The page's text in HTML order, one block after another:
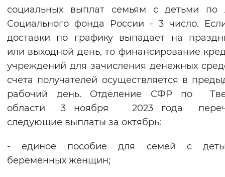
Цвет сайта
Монохромный Инверсивный
Синий фон
Изображения
Включены Выключены
Воспроизвести
социальных выплат семьям с детьми по
Социального фонда России - 3 число.
доставки по графику выпадает на
или выходной день, то финансирование
учреждений для зачисления денежных
счета получателей осуществляется в
рабочий день. Отделение СФР по
области 3 ноября 2023 года
следующие выплаты за октябрь:
- единое пособие для семей с
беременных женщин;